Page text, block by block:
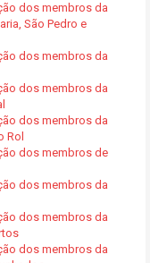
dos membros da
São Pedro e
dos membros da
dos membros da
dos membros da
Rol
dos membros de
dos membros da
dos membros da
dos membros da